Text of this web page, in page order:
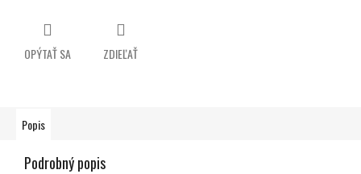
OPÝTAŤ SA ZDIEĽAŤ
Popis
Podrobný popis